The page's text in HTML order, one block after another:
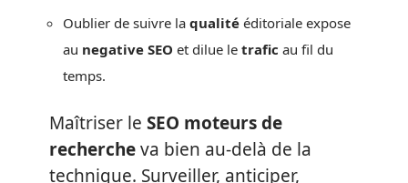
Oublier de suivre la qualité éditoriale expose
au negative SEO et dilue le trafic au fil du
temps.
Maîtriser le SEO moteurs de
rechercheva bien au-delà de la
technique. Surveiller, anticiper,